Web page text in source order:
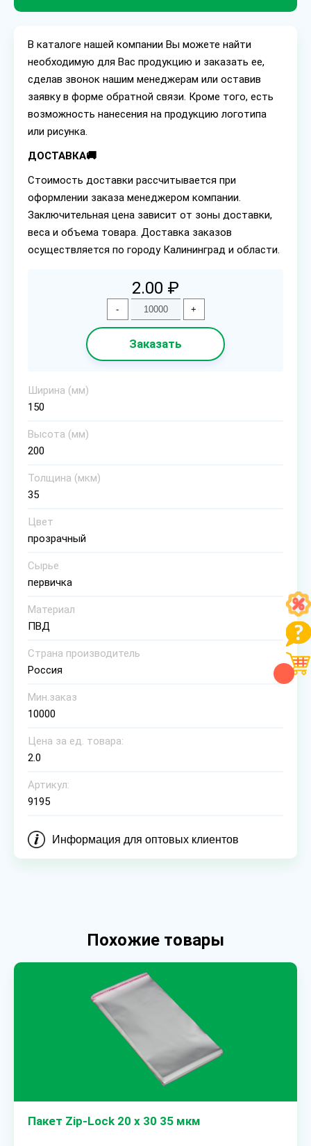
В каталоге нашей компании Вы можете найти
необходимую для Вас продукцию и заказать ее,
сделав звонок нашим менеджерам или оставив
заявку в форме обратной связи. Кроме того, есть
возможность нанесения на продукцию логотипа
или рисунка.
ДОСТАВКА🚚
Стоимость доставки рассчитывается при
оформлении заказа менеджером компании.
Заключительная цена зависит от зоны доставки,
веса и объема товара. Доставка заказов
осуществляется по городу Калининград и области.
2.00 ₽
- +
Заказать
Ширина (мм)
150
Высота (мм)
200
Толщина (мкм)
35
Цвет
прозрачный
Сырье
первичка
Материал
ПВД
Страна производитель
Россия
Мин.заказ
10000
Цена за ед. товара:
2.0
Артикул:
9195
Информация для оптовых клиентов
Похожие товары
Пакет Zip-Lock 20 х 30 35 мкм